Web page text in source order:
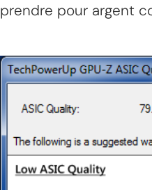
prendre pour argent